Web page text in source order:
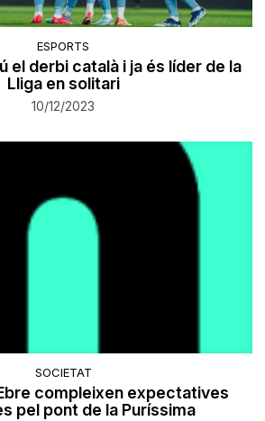
ESPORTS
el derbi català i ja és líder de la
Lliga en solitari
10/12/2023
SOCIETAT
compleixen expectatives
pel pont de la Puríssima